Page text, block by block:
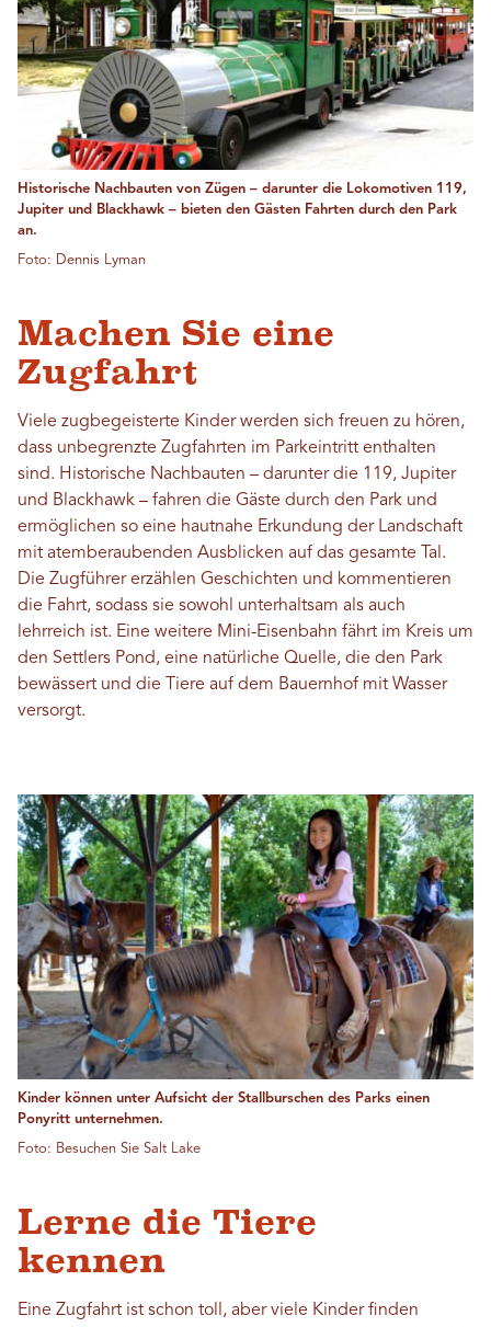
Historische Nachbauten von Zügen – darunter die Lokomotiven 119,
Jupiter und Blackhawk – bieten den Gästen Fahrten durch den Park
an.
Foto: Dennis Lyman
Machen Sie eine
Zugfahrt
Viele zugbegeisterte Kinder werden sich freuen zu hören,
dass unbegrenzte Zugfahrten im Parkeintritt enthalten
sind. Historische Nachbauten – darunter die 119, Jupiter
und Blackhawk – fahren die Gäste durch den Park und
ermöglichen so eine hautnahe Erkundung der Landschaft
mit atemberaubenden Ausblicken auf das gesamte Tal.
Die Zugführer erzählen Geschichten und kommentieren
die Fahrt, sodass sie sowohl unterhaltsam als auch
lehrreich ist. Eine weitere Mini-Eisenbahn fährt im Kreis um
den Settlers Pond, eine natürliche Quelle, die den Park
bewässert und die Tiere auf dem Bauernhof mit Wasser
versorgt.
Kinder können unter Aufsicht der Stallburschen des Parks einen
Ponyritt unternehmen.
Foto: Besuchen Sie Salt Lake
Lerne die Tiere
kennen
Eine Zugfahrt ist schon toll, aber viele Kinder finden